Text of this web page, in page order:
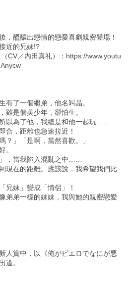
醞釀出戀情的戀愛喜劇親密登場！
近的兄妹!?
CV／内田真礼）：https://www.youtu
有了一個繼弟，他名叫晶。
雖是個美少年，卻怕生。
以為了他，我總是和他一起玩……
合，距離也急速拉近！
」「是啊，當然喜歡。」
。
，當我陷入混亂之中……
現在的距離。應該說，我希望我們比
兄妹」變成「情侶」！
弟一樣的妹妹，我與她的親密戀愛
人賞中，以《俺がピエロでなにが悪
道。